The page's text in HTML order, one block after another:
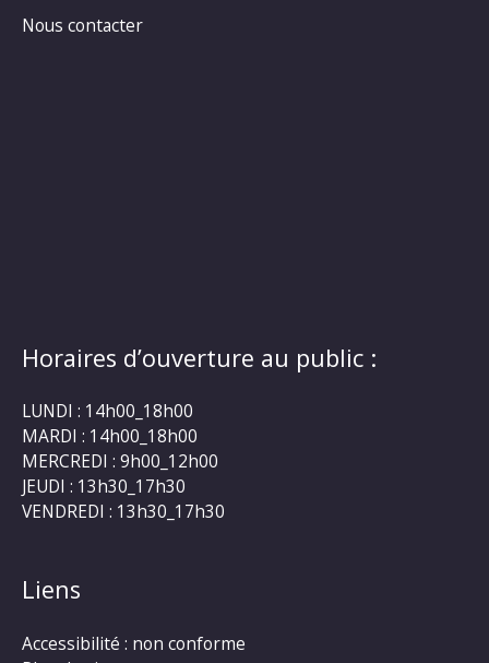
Nous contacter
Horaires d’ouverture au public :
LUNDI : 14h00_18h00
MARDI : 14h00_18h00
MERCREDI : 9h00_12h00
JEUDI : 13h30_17h30
VENDREDI : 13h30_17h30
Liens
Accessibilité : non conforme